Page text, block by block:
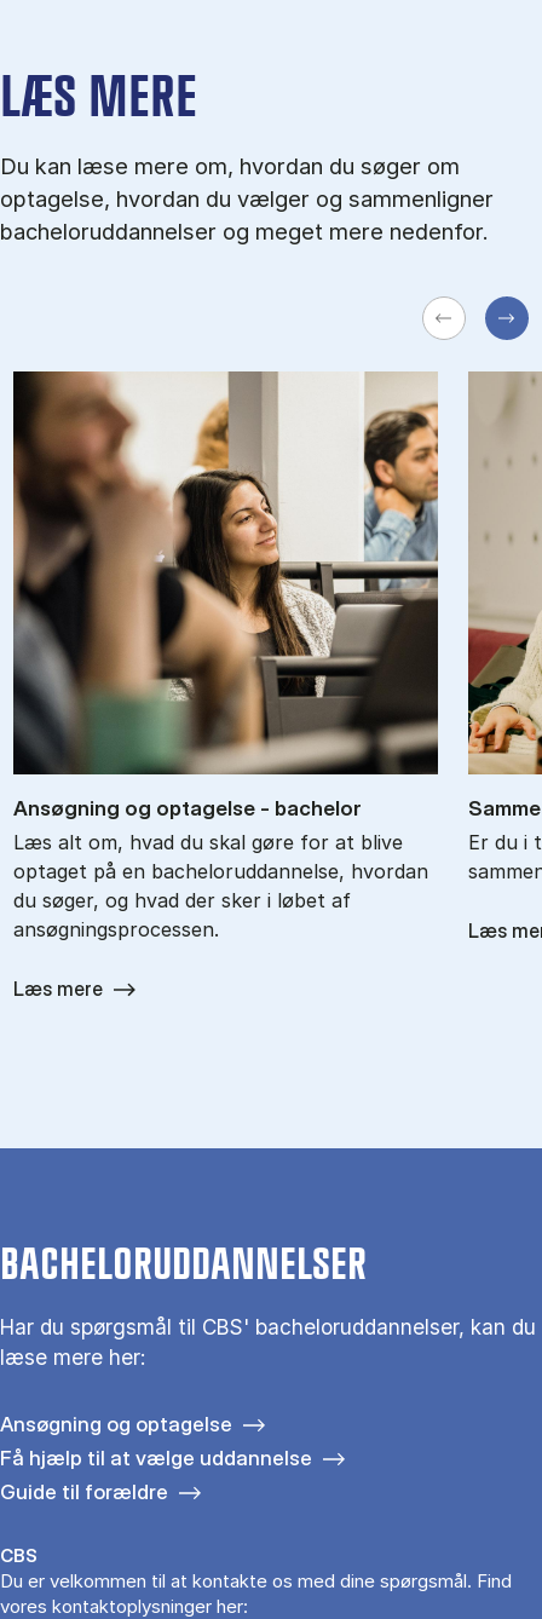
LÆS MERE
Du kan læse mere om, hvordan du søger om
optagelse, hvordan du vælger og sammenligner
bacheloruddannelser og meget mere nedenfor.
An­søg­ning og op­ta­gel­se - ba­chel­or
Læs alt om, hvad du skal gøre for at blive
optaget på en bacheloruddannelse, hvordan
du søger, og hvad der sker i løbet af
ansøgningsprocessen.
Læs mere
Er du i
Læs
BACHELORUDDANNELSER
Har du spørgsmål til CBS' bacheloruddannelser, kan du
læse mere her:
Ansøgning og optagelse
Få hjælp til at vælge uddannelse
Guide til forældre
CBS
Du er velkommen til at kontakte os med dine spørgsmål. Find
vores kontaktoplysninger her: